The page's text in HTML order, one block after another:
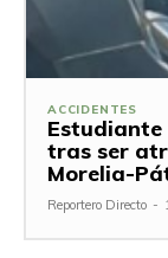
ACCIDENTES
tras ser
Morelia-
Reportero Directo -